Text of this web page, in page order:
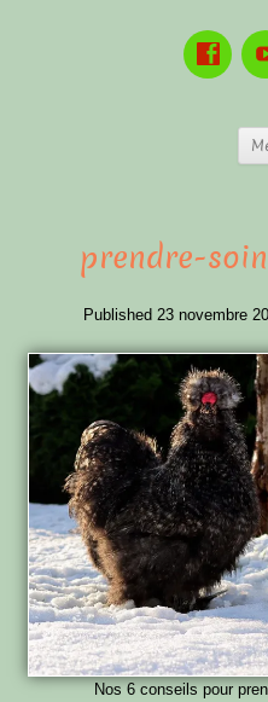
prendre-
Published 23 novembre
Nos 6 conseils pour